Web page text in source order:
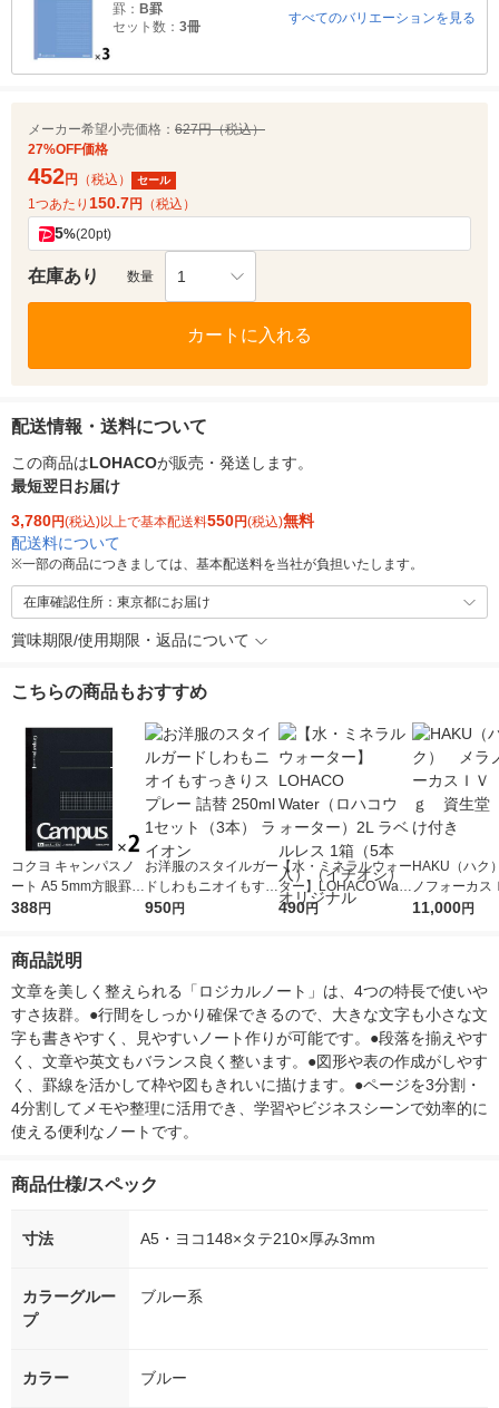
罫： B罫
セット数： 3冊
すべてのバリエーションを見る
メーカー希望小売価格： 627円（税込）
27%OFF価格
452円 （税込） セール
1つあたり 150.7円 （税込）
5%(20pt)
在庫あり 数量 1
カートに入れる
配送情報・送料について
この商品はLOHACOが販売・発送します。
最短翌日お届け
3,780円(税込)以上で基本配送料550円(税込)無料
配送料について
※一部の商品につきましては、基本配送料を当社が負担いたします。
在庫確認住所：東京都にお届け
賞味期限/使用期限・返品について
こちらの商品もおすすめ
コクヨ キャンパスノ
ート A5 5mm方眼罫 4
0枚 2冊 ノ-104S5-D
388円
お洋服のスタイルガー
ドしわもニオイもすっ
きりスプレー 詰替 25
950円
【水・ミネラルウォー
ター】LOHACO Wate
r（ロハコウォータ
490円
HAKU（ハ
ノフォーカ
5ｇ 資生堂
11,000円
商品説明
文章を美しく整えられる「ロジカルノート」は、4つの特長で使いや
すさ抜群。●行間をしっかり確保できるので、大きな文字も小さな文
字も書きやすく、見やすいノート作りが可能です。●段落を揃えやす
く、文章や英文もバランス良く整います。●図形や表の作成がしやす
く、罫線を活かして枠や図もきれいに描けます。●ページを3分割・
4分割してメモや整理に活用でき、学習やビジネスシーンで効率的に
使える便利なノートです。
商品仕様/スペック
寸法 A5・ヨコ148×タテ210×厚み3mm
カラーグルー
プ
ブルー系
カラー ブルー